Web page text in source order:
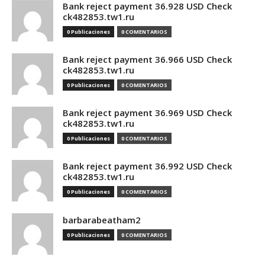
Bank reject payment 36.928 USD Check
ck482853.tw1.ru
0 Publicaciones 0 COMENTARIOS
Bank reject payment 36.966 USD Check
ck482853.tw1.ru
0 Publicaciones 0 COMENTARIOS
Bank reject payment 36.969 USD Check
ck482853.tw1.ru
0 Publicaciones 0 COMENTARIOS
Bank reject payment 36.992 USD Check
ck482853.tw1.ru
0 Publicaciones 0 COMENTARIOS
barbarabeatham2
0 Publicaciones 0 COMENTARIOS